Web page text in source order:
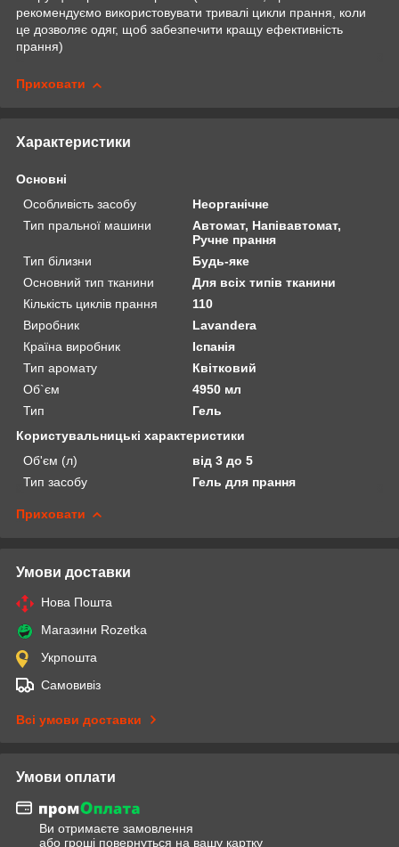
рекомендуємо використовувати тривалі цикли прання, коли
це дозволяє одяг, щоб забезпечити кращу ефективність
прання)
Приховати
Характеристики
Основні
Особливість засобу
Неорганічне
Тип пральної машини
Автомат, Напівавтомат,
Ручне прання
Тип білизни
Будь-яке
Основний тип тканини
Для всіх типів тканини
Кількість циклів прання
110
Виробник
Lavandera
Країна виробник
Іспанія
Тип аромату
Квітковий
Об`єм
4950 мл
Тип
Гель
Користувальницькі характеристики
Об'єм (л)
від 3 до 5
Тип засобу
Гель для прання
Приховати
Умови доставки
Нова Пошта
Магазини Rozetka
Укрпошта
Самовивіз
Всі умови доставки
Умови оплати
Ви отримаєте замовлення
або гроші повернуться на вашу картку